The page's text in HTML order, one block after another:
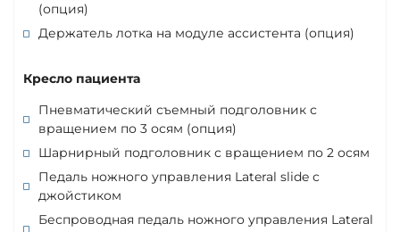
(опция)
Держатель лотка на модуле ассистента (опция)
Кресло пациента
Пневматический съемный подголовник с
вращением по 3 осям (опция)
Шарнирный подголовник с вращением по 2 осям
Педаль ножного управления Lateral slide с
джойстиком
Беспроводная педаль ножного управления Lateral